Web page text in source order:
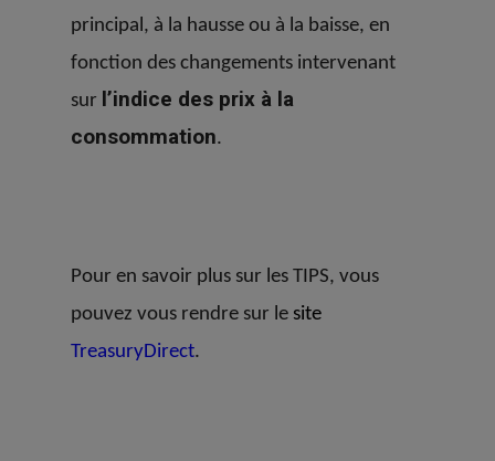
principal, à la hausse ou à la baisse, en
fonction des changements intervenant
sur l’indice des prix à la
consommation.
Pour en savoir plus sur les TIPS, vous
pouvez vous rendre sur le site
TreasuryDirect.